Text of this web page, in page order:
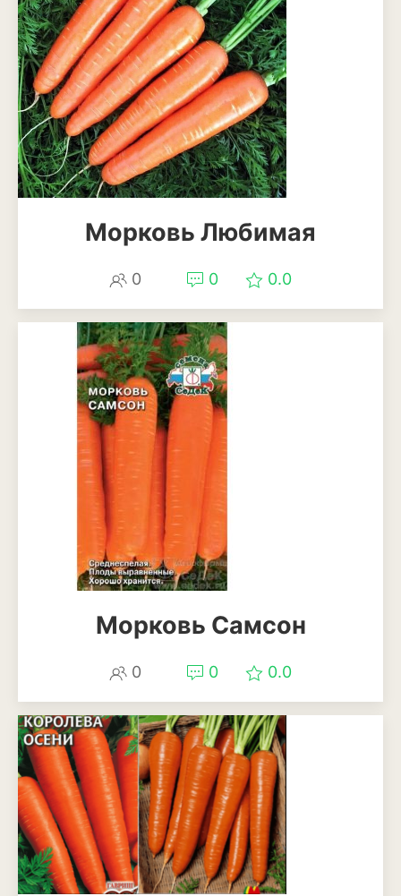
Анемона
Астильба
Астра
Бархатцы
Гейхера
Георгины
Годеция
Гортензия
Декоративная капуста
Декоративный лук
Дельфиниум
Лилейник
Лилии
Лобелия
Магнолия
Нарциссы
Морковь Любимая
0 0 0.0
Морковь Самсон
0 0 0.0